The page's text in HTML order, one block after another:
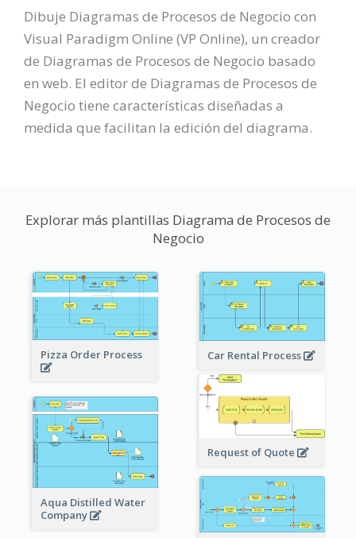
Dibuje Diagramas de Procesos de Negocio con
Visual Paradigm Online (VP Online), un creador
de Diagramas de Procesos de Negocio basado
en web. El editor de Diagramas de Procesos de
Negocio tiene características diseñadas a
medida que facilitan la edición del diagrama.
Explorar más plantillas Diagrama de Procesos de
Negocio
Pizza Order Process Car Rental Process
Request of Quote
Aqua Distilled Water
Company